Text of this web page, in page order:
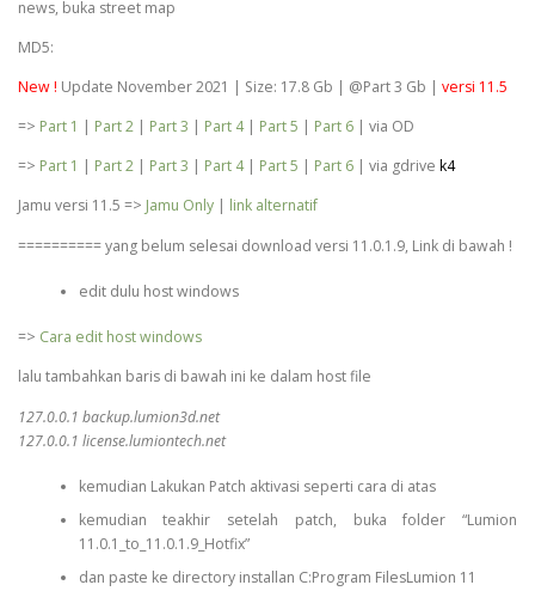
news, buka street map
MD5:
New ! Update November 2021 | Size: 17.8 Gb | @Part 3 Gb | versi 11.5
=> Part 1 | Part 2 | Part 3 | Part 4| Part 5 | Part 6 | via OD
=> Part 1 | Part 2 | Part 3 | Part 4| Part 5 | Part 6 | via gdrive k4
Jamu versi 11.5 => Jamu Only
link alternatif
========== yang belum selesai download versi 11.0.1.9, Link di bawah !
edit dulu host windows
=> Cara edit host windows
lalu tambahkan baris di bawah ini ke dalam host file
127.0.0.1 backup.lumion3d.net
127.0.0.1 license.lumiontech.net
kemudian Lakukan Patch aktivasi seperti cara di atas
kemudian teakhir setelah patch, buka folder “Lumion
11.0.1_to_11.0.1.9_Hotfix”
dan paste ke directory installan C:Program FilesLumion 11